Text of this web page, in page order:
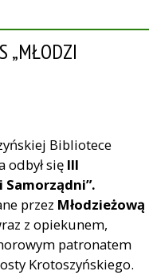
„MŁODZI
Bibliotece
odbył się III
przez Młodzieżową
z opiekunem,
patronatem
Krotoszyńskiego.